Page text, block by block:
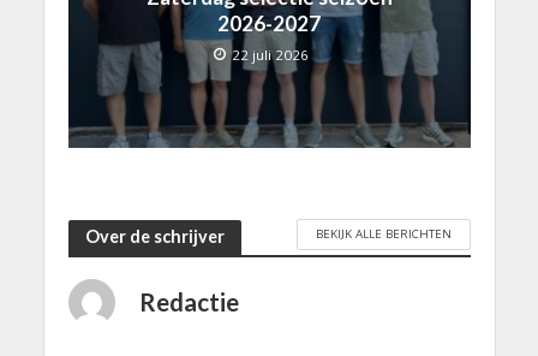
2026-2027
22 juli 2026
Over de schrijver BEKIJK ALLE BERICHTEN
Redactie